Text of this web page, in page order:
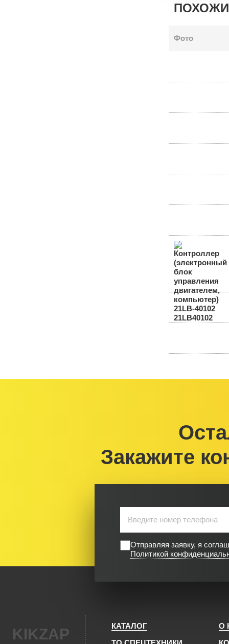
Фото
Закажите
Отправляя заявку, я
Политикой
KIKZAP КАТАЛОГ
О